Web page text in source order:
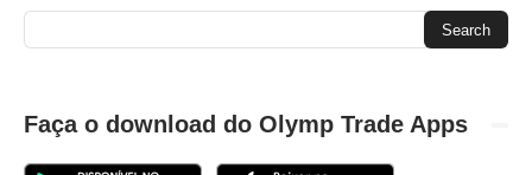
Faça o download do Olymp Trade Apps